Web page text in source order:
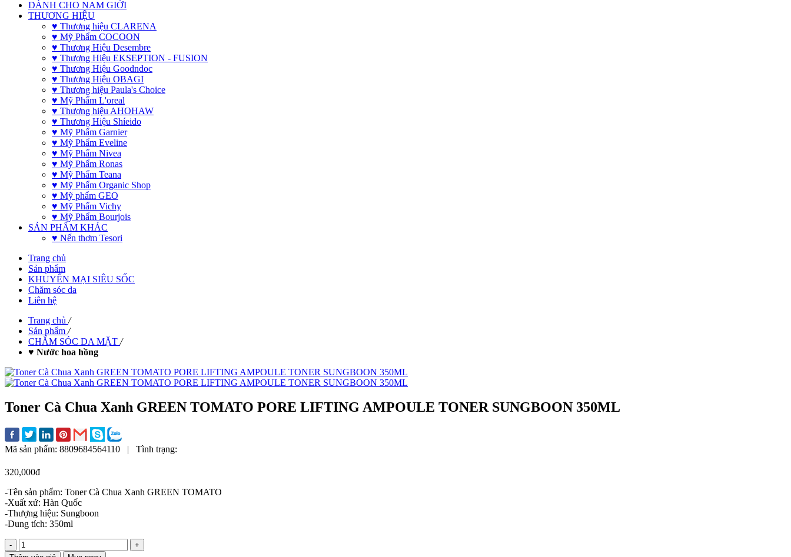
DÀNH CHO NAM GIỚI
THƯƠNG HIỆU
♥ Thương hiệu CLARENA
♥ Mỹ Phẩm COCOON
♥ Thương Hiệu Desembre
♥ Thương Hiệu EKSEPTION - FUSION
♥ Thương Hiệu Goodndoc
♥ Thương Hiệu OBAGI
♥ Thương hiệu Paula's Choice
♥ Mỹ Phẩm L'oreal
♥ Thương hiệu AHOHAW
♥ Thương Hiệu Shíeido
♥ Mỹ Phẩm Garnier
♥ Mỹ Phẩm Eveline
♥ Mỹ Phẩm Nivea
♥ Mỹ Phẩm Ronas
♥ Mỹ Phẩm Teana
♥ Mỹ Phẩm Organic Shop
♥ Mỹ phẩm GEO
♥ Mỹ Phẩm Vichy
♥ Mỹ Phẩm Bourjois
SẢN PHẨM KHÁC
♥ Nến thơm Tesori
Trang chủ
Sản phẩm
KHUYẾN MẠI SIÊU SỐC
Chăm sóc da
Liên hệ
Trang chủ /
Sản phẩm /
CHĂM SÓC DA MẶT /
♥ Nước hoa hồng
Toner Cà Chua Xanh GREEN TOMATO PORE LIFTING AMPOULE TONER SUNGBOON 350ML
Mã sản phẩm: 8809684564110 | Tình trạng:
320,000đ
-Tên sản phẩm: Toner Cà Chua Xanh GREEN TOMATO
-Xuất xứ: Hàn Quốc
-Thượng hiệu: Sungboon
-Dung tích: 350ml
-
+